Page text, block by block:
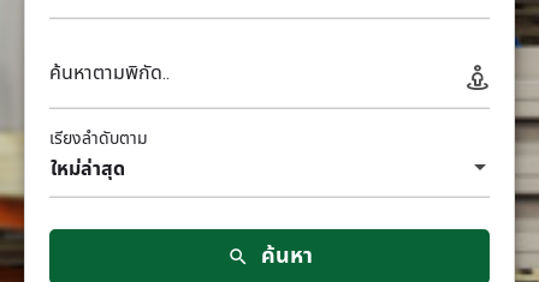
ค้นหาตามพิกัด..
ใหม่ล่าสุด
เรียงลำดับตาม
ค้นหา